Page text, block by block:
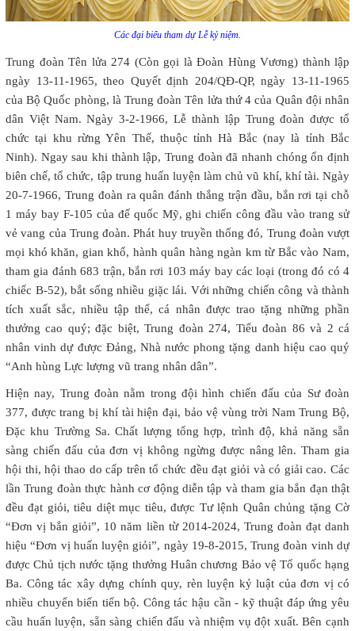
Các đại biểu tham dự Lễ kỷ niệm.
Trung đoàn Tên lửa 274 (Còn gọi là Đoàn Hùng Vương) thành lập
ngày 13-11-1965, theo Quyết định 204/QĐ-QP, ngày 13-11-1965
của Bộ Quốc phòng, là Trung đoàn Tên lửa thứ 4 của Quân đội nhân
dân Việt Nam. Ngày 3-2-1966, Lễ thành lập Trung đoàn được tổ
chức tại khu rừng Yên Thế, thuộc tỉnh Hà Bắc (nay là tỉnh Bắc
Ninh). Ngay sau khi thành lập, Trung đoàn đã nhanh chóng ổn định
biên chế, tổ chức, tập trung huấn luyện làm chủ vũ khí, khí tài. Ngày
20-7-1966, Trung đoàn ra quân đánh thắng trận đầu, bắn rơi tại chỗ
1 máy bay F-105 của đế quốc Mỹ, ghi chiến công đầu vào trang sử
vẻ vang của Trung đoàn. Phát huy truyền thống đó, Trung đoàn vượt
mọi khó khăn, gian khổ, hành quân hàng ngàn km từ Bắc vào Nam,
tham gia đánh 683 trận, bắn rơi 103 máy bay các loại (trong đó có 4
chiếc B-52), bắt sống nhiều giặc lái. Với những chiến công và thành
tích xuất sắc, nhiều tập thể, cá nhân được trao tặng những phần
thưởng cao quý; đặc biệt, Trung đoàn 274, Tiểu đoàn 86 và 2 cá
nhân vinh dự được Đảng, Nhà nước phong tặng danh hiệu cao quý
“Anh hùng Lực lượng vũ trang nhân dân”.
Hiện nay, Trung đoàn nằm trong đội hình chiến đấu của Sư đoàn
377, được trang bị khí tài hiện đại, bảo vệ vùng trời Nam Trung Bộ,
Đặc khu Trường Sa. Chất lượng tổng hợp, trình độ, khả năng sẵn
sàng chiến đấu của đơn vị không ngừng được nâng lên. Tham gia
hội thi, hội thao do cấp trên tổ chức đều đạt giỏi và có giải cao. Các
lần Trung đoàn thực hành cơ động diễn tập và tham gia bắn đạn thật
đều đạt giỏi, tiêu diệt mục tiêu, được Tư lệnh Quân chủng tặng Cờ
“Đơn vị bắn giỏi”, 10 năm liền từ 2014-2024, Trung đoàn đạt danh
hiệu “Đơn vị huấn luyện giỏi”, ngày 19-8-2015, Trung đoàn vinh dự
được Chủ tịch nước tặng thưởng Huân chương Bảo vệ Tổ quốc hạng
Ba. Công tác xây dựng chính quy, rèn luyện kỷ luật của đơn vị có
nhiều chuyển biến tiến bộ. Công tác hậu cần - kỹ thuật đáp ứng yêu
cầu huấn luyện, sẵn sàng chiến đấu và nhiệm vụ đột xuất. Bên cạnh